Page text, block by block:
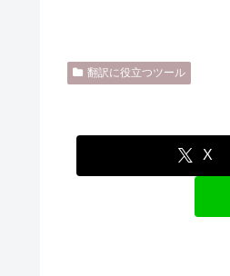
翻訳に役立つツール
X